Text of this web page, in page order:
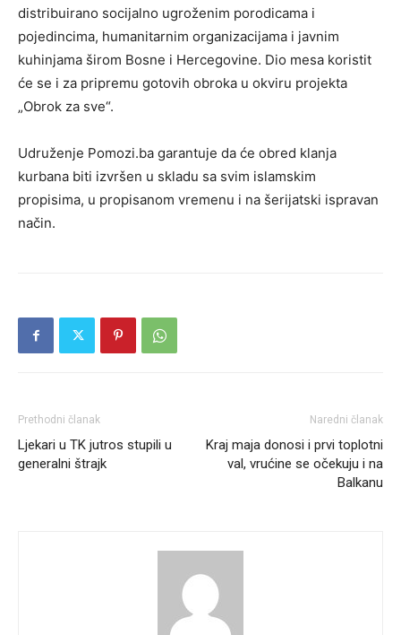
distribuirano socijalno ugroženim porodicama i
pojedincima, humanitarnim organizacijama i javnim
kuhinjama širom Bosne i Hercegovine. Dio mesa koristit
će se i za pripremu gotovih obroka u okviru projekta
„Obrok za sve“.
Udruženje Pomozi.ba garantuje da će obred klanja
kurbana biti izvršen u skladu sa svim islamskim
propisima, u propisanom vremenu i na šerijatski ispravan
način.
Prethodni članak
Ljekari u TK jutros stupili u
generalni štrajk
Naredni članak
Kraj maja donosi i prvi toplotni
val, vrućine se očekuju i na
Balkanu